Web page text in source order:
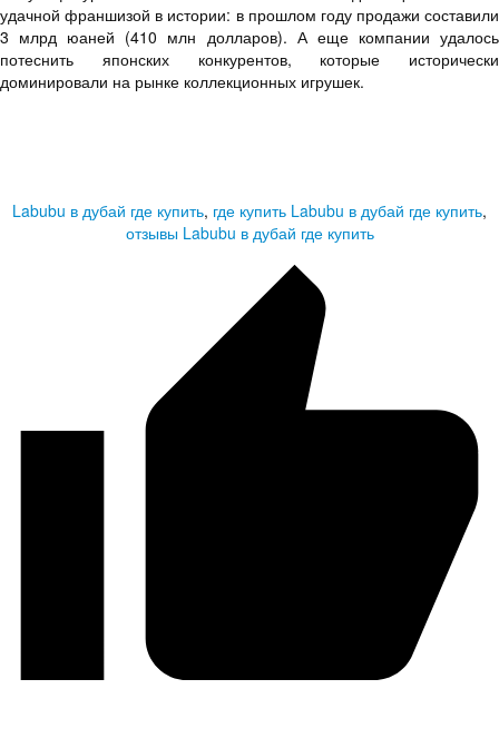
удачной франшизой в истории: в прошлом году продажи составили
3 млрд юаней (410 млн долларов). А еще компании удалось
потеснить японских конкурентов, которые исторически
доминировали на рынке коллекционных игрушек.
Labubu в дубай где купить, где купить Labubu в дубай где купить,
отзывы Labubu в дубай где купить